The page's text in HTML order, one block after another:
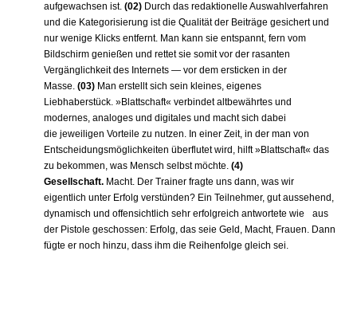
aufgewachsen ist. (02) Durch das redaktionelle Auswahlverfahren
und die Kategorisierung ist die Qualität der Beiträge gesichert und
nur wenige Klicks entfernt. Man kann sie entspannt, fern vom
Bildschirm genießen und rettet sie somit vor der rasanten
Vergänglichkeit des Internets — vor dem ersticken in der
Masse. (03) Man erstellt sich sein kleines, eigenes
Liebhaberstück. »Blattschaft« verbindet altbewährtes und
modernes, analoges und digitales und macht sich dabei
die jeweiligen Vorteile zu nutzen. In einer Zeit, in der man von
Entscheidungsmöglichkeiten überflutet wird, hilft »Blattschaft« das
zu bekommen, was Mensch selbst möchte. (4)
Gesellschaft. Macht. Der Trainer fragte uns dann, was wir
eigentlich unter Erfolg verstünden? Ein Teilnehmer, gut aussehend,
dynamisch und offensichtlich sehr erfolgreich antwortete wie aus
der Pistole geschossen: Erfolg, das seie Geld, Macht, Frauen. Dann
fügte er noch hinzu, dass ihm die Reihenfolge gleich sei.